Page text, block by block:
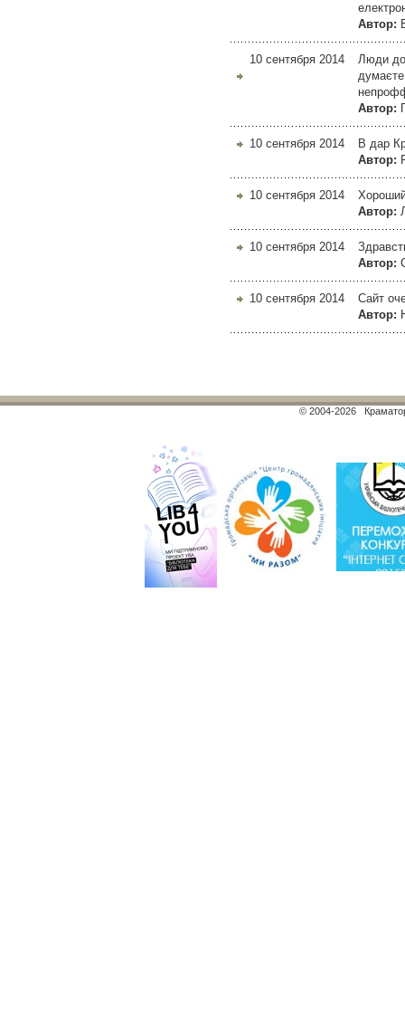
Автор:
10 сентября 2014
Люди
Автор:
10 сентября 2014
В дар
Автор:
10 сентября 2014
Автор:
10 сентября 2014
Автор:
10 сентября 2014
Сайт
Автор:
© 2004-2026